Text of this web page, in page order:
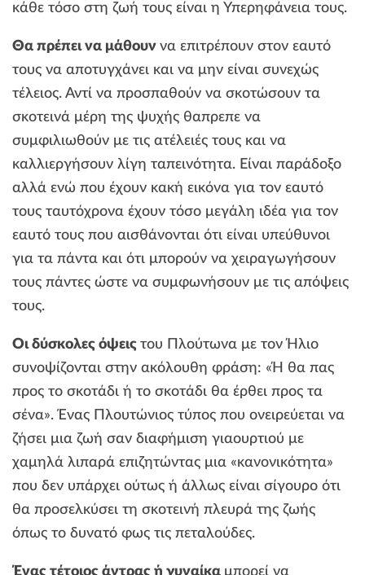
κάθε τόσο στη ζωή τους είναι η Υπερηφάνεια τους.
Θα πρέπει να μάθουν να επιτρέπουν στον εαυτό
τους να αποτυγχάνει και να μην είναι συνεχώς
τέλειος. Αντί να προσπαθούν να σκοτώσουν τα
σκοτεινά μέρη της ψυχής θαπρεπε να
συμφιλιωθούν με τις ατέλειές τους και να
καλλιεργήσουν λίγη ταπεινότητα. Είναι παράδοξο
αλλά ενώ που έχουν κακή εικόνα για τον εαυτό
τους ταυτόχρονα έχουν τόσο μεγάλη ιδέα για τον
εαυτό τους που αισθάνονται ότι είναι υπεύθυνοι
για τα πάντα και ότι μπορούν να χειραγωγήσουν
τους πάντες ώστε να συμφωνήσουν με τις απόψεις
τους.
Οι δύσκολες όψεις του Πλούτωνα με τον Ήλιο
συνοψίζονται στην ακόλουθη φράση: «Ή θα πας
προς το σκοτάδι ή το σκοτάδι θα έρθει προς τα
σένα». Ένας Πλουτώνιος τύπος που ονειρεύεται να
ζήσει μια ζωή σαν διαφήμιση γιαουρτιού με
χαμηλά λιπαρά επιζητώντας μια «κανονικότητα»
που δεν υπάρχει ούτως ή άλλως είναι σίγουρο ότι
θα προσελκύσει τη σκοτεινή πλευρά της ζωής
όπως το δυνατό φως τις πεταλούδες.
Ένας τέτοιος άντρας ή γυναίκα μπορεί να